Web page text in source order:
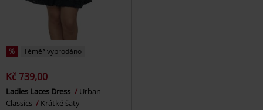
% Téměř vyprodáno
Kč 739,00
Ladies Laces Dress
Urban
Classics
Krátké šaty